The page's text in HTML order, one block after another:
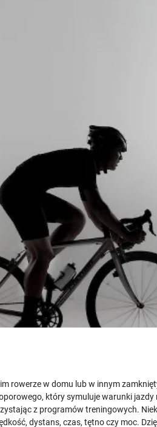
rowerze w domu lub w innym
który symuluje warunki
z programów treningowych.
dystans, czas, tętno czy moc.